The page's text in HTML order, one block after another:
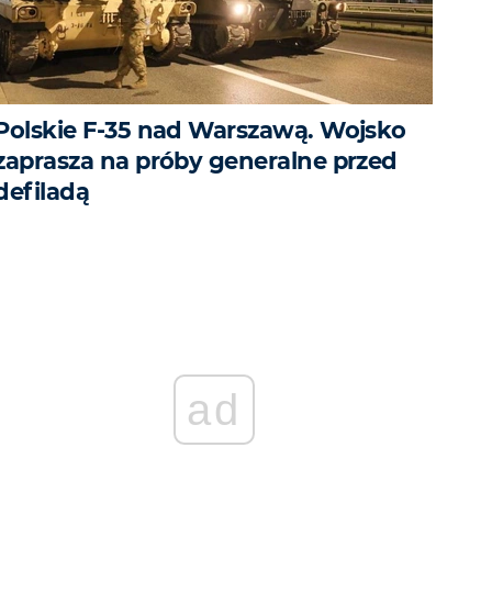
F-35 nad Warszawą. Wojsko
na próby generalne przed
ad